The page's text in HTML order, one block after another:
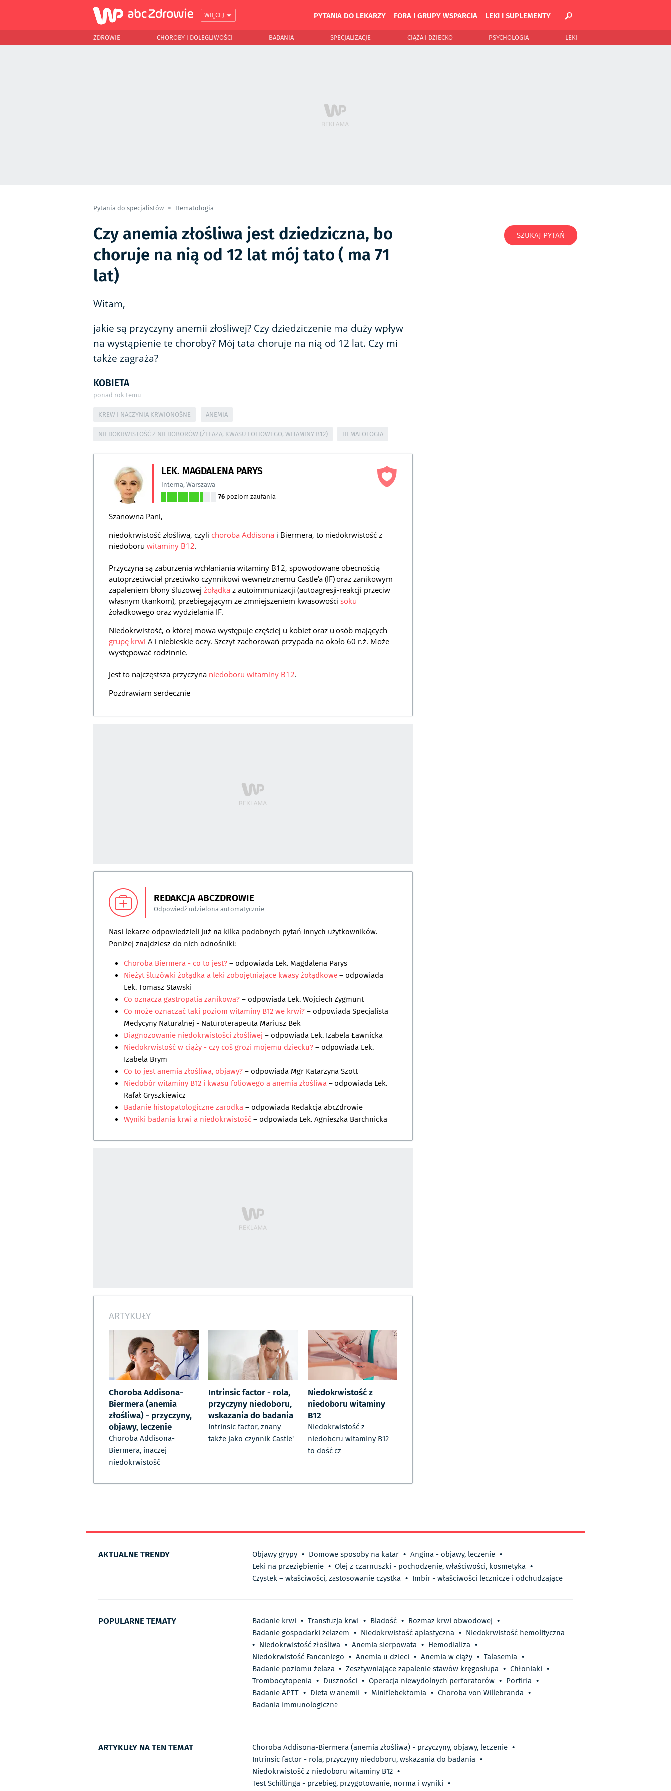
WIĘCEJ PYTANIA DO LEKARZY FORA I GRUPY WSPARCIA LEKI I SUPLEMENTY
ZDROWIE CHOROBY I DOLEGLIWOŚCI BADANIA SPECJALIZACJE CIĄŻA I DZIECKO PSYCHOLOGIA LEKI
Pytania do specjalistów Hematologia
Czy anemia złośliwa jest dziedziczna, bo
choruje na nią od 12 lat mój tato ( ma 71
lat)
Witam,
jakie są przyczyny anemii złośliwej? Czy dziedziczenie ma duży wpływ
na wystąpienie te choroby? Mój tata choruje na nią od 12 lat. Czy mi
także zagraża?
KOBIETA
ponad rok temu
KREW I NACZYNIA KRWIONOŚNE ANEMIA
NIEDOKRWISTOŚĆ Z NIEDOBORÓW (ŻELAZA, KWASU FOLIOWEGO, WITAMINY B12) HEMATOLOGIA
LEK. MAGDALENA PARYS
Interna,Warszawa
76 poziom zaufania
Szanowna Pani,
niedokrwistość złośliwa, czyli choroba Addisona i Biermera, to niedokrwistość z
niedoboru witaminy B12.
Przyczyną są zaburzenia wchłaniania witaminy B12, spowodowane obecnością
autoprzeciwciał przeciwko czynnikowi wewnętrznemu Castle'a (IF) oraz zanikowym
zapaleniem błony śluzowej żołądka z autoimmunizacji (autoagresji-reakcji przeciw
własnym tkankom), przebiegającym ze zmniejszeniem kwasowości soku
żoładkowego oraz wydzielania IF.
Niedokrwistość, o której mowa występuje częściej u kobiet oraz u osób mających
grupę krwi A i niebieskie oczy. Szczyt zachorowań przypada na około 60 r.ż. Może
występować rodzinnie.
Jest to najczęstsza przyczyna niedoboru witaminy B12.
Pozdrawiam serdecznie
REDAKCJA ABCZDROWIE
Odpowiedź udzielona automatycznie
Nasi lekarze odpowiedzieli już na kilka podobnych pytań innych użytkowników.
Poniżej znajdziesz do nich odnośniki:
Choroba Biermera - co to jest?– odpowiada Lek. Magdalena Parys
Nieżyt śluzówki żołądka a leki zobojętniające kwasy żołądkowe– odpowiada
Lek. Tomasz Stawski
Co oznacza gastropatia zanikowa?– odpowiada Lek. Wojciech Zygmunt
Co może oznaczać taki poziom witaminy B12 we krwi?– odpowiadaSpecjalista
Medycyny Naturalnej - Naturoterapeuta Mariusz Bek
Diagnozowanie niedokrwistości złośliwej – odpowiada Lek. Izabela Ławnicka
Niedokrwistość w ciąży - czy coś grozi mojemu dziecku?– odpowiada Lek.
Izabela Brym
Co to jest anemia złośliwa, objawy?– odpowiada Mgr Katarzyna Szott
Niedobór witaminy B12 i kwasu foliowego a anemia złośliwa– odpowiada Lek.
Rafał Gryszkiewicz
Badanie histopatologiczne zarodka– odpowiada Redakcja abcZdrowie
Wyniki badania krwi a niedokrwistość– odpowiada Lek. Agnieszka Barchnicka
ARTYKUŁY
Choroba Addisona-
Biermera (anemia
złośliwa) - przyczyny,
objawy, leczenie
Choroba Addisona-
Biermera, inaczej
niedokrwistość
Intrinsic factor - rola,
przyczyny niedoboru,
wskazania do badania
Intrinsic factor, znany
także jako czynnik Castle'
Niedokrwistość z
niedoboru witaminy
B12
Niedokrwistość z
niedoboru witaminy B12
to dość cz
SZUKAJ PYTAŃ
AKTUALNE TRENDY Objawy grypy • Domowe sposoby na katar • Angina - objawy, leczenie •
Leki na przeziębienie • Olej z czarnuszki - pochodzenie, właściwości, kosmetyka •
Czystek – właściwości, zastosowanie czystka • Imbir - właściwości lecznicze i odchudzające
POPULARNE TEMATY Badanie krwi • Transfuzja krwi • Bladość • Rozmaz krwi obwodowej •
Badanie gospodarki żelazem • Niedokrwistość aplastyczna • Niedokrwistość hemolityczna
• Niedokrwistość złośliwa • Anemia sierpowata • Hemodializa •
Niedokrwistość Fanconiego • Anemia u dzieci • Anemia w ciąży • Talasemia •
Badanie poziomu żelaza • Zesztywniające zapalenie stawów kręgosłupa • Chłoniaki •
Trombocytopenia • Duszności • Operacja niewydolnych perforatorów • Porfiria •
Badanie APTT • Dieta w anemii • Miniflebektomia • Choroba von Willebranda •
Badania immunologiczne
ARTYKUŁY NA TEN TEMAT Choroba Addisona-Biermera (anemia złośliwa) - przyczyny, objawy, leczenie •
Intrinsic factor - rola, przyczyny niedoboru, wskazania do badania •
Niedokrwistość z niedoboru witaminy B12 •
Test Schillinga - przebieg, przygotowanie, norma i wyniki •